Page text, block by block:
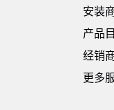
安装
产品
经销
更多